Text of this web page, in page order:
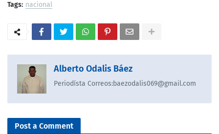
Tags: nacional
Alberto Odalis Báez
Periodísta Correos:baezodalis069@gmail.com
Post a Comment